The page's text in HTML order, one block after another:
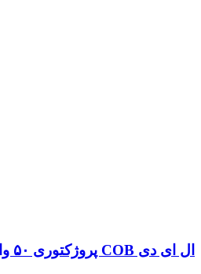
ال ای دی COB پروژکتوری ۵۰ وات ۱۲ ولت سفید آفتابی